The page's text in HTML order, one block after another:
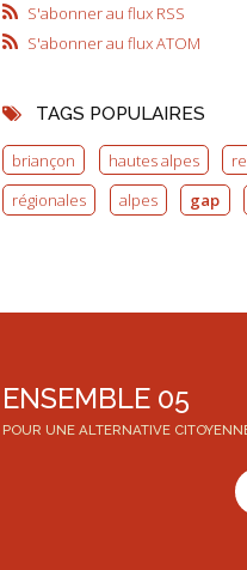
S'abonner au flux RSS
S'abonner au flux ATOM
TAGS POPULAIRES
briançon hautes alpes
régionales
alpes gap
ENSEMBLE 05
POUR UNE ALTERNATIVE